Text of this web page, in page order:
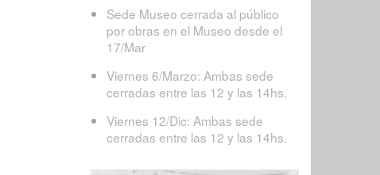
Sede Museo cerrada al público
por obras en el Museo desde el
17/Mar
Viernes 6/Marzo: Ambas sede
cerradas entre las 12 y las 14hs.
Viernes 12/Dic: Ambas sede
cerradas entre las 12 y las 14hs.